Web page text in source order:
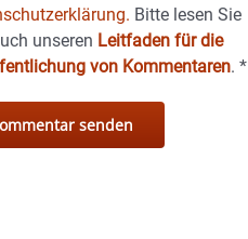
Bitte lesen Sie
unseren Leitfaden für die
von Kommentaren.*